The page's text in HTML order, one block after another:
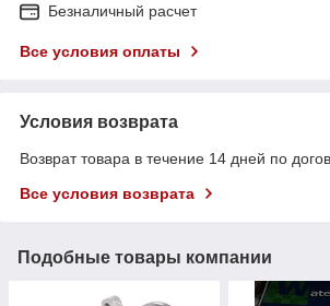
Безналичный расчет
Все условия оплаты
Условия возврата
Возврат товара в течение 14 дней по
Все условия возврата
Подобные товары компании